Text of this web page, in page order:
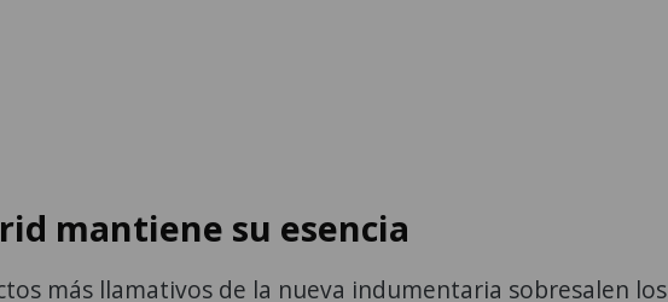
mantiene su esencia
más llamativos de la nueva indumentaria sobresalen los